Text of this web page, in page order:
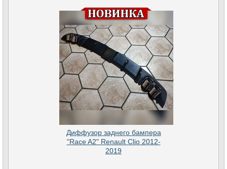
Диффузор заднего бампера
"Race A2" Renault Clio 2012-
2019